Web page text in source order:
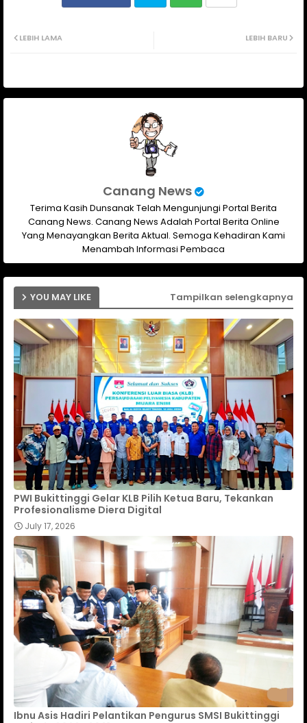
ap
LEBIH BARU
LEBIH LAMA
Canang News
Terima Kasih Dunsanak Telah Mengunjungi Portal Berita
Canang News. Canang News Adalah Portal Berita Online
Yang Menayangkan Berita Aktual. Semoga Kehadiran Kami
Menambah Informasi Pembaca
YOU MAY LIKE Tampilkan selengkapnya
PWI Bukittinggi Gelar KLB Pilih Ketua Baru, Tekankan
Profesionalisme Diera Digital
July 17, 2026
Ibnu Asis Hadiri Pelantikan Pengurus SMSI Bukittinggi